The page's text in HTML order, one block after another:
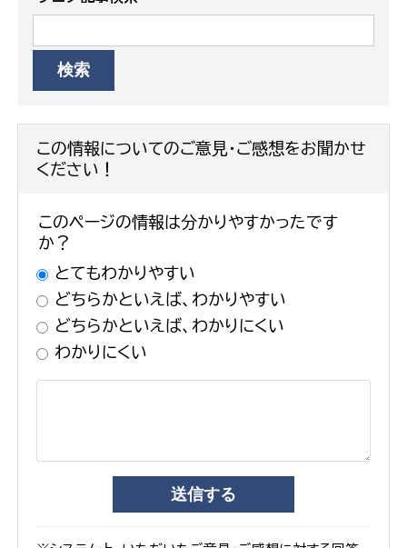
この情報についてのご意見・ご感想をお聞かせ
ください！
このページの情報は分かりやすかったです
か？
とてもわかりやすい
どちらかといえば、わかりやすい
どちらかといえば、わかりにくい
わかりにくい